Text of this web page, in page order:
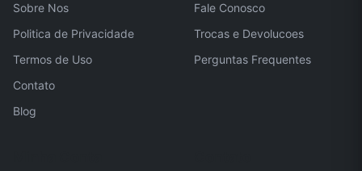
Sobre Nos
Politica de Privacidade
Termos de Uso
Contato
Blog
Fale Conosco
Trocas e Devolucoes
Perguntas Frequentes